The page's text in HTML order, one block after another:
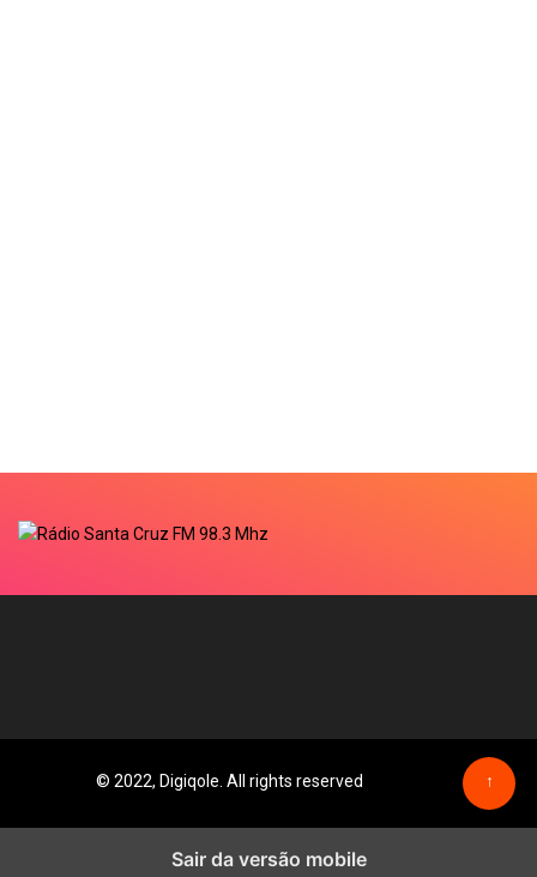
© 2022, Digiqole. All rights reserved ↑
Sair da versão mobile